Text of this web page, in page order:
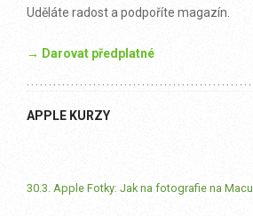
Uděláte radost a podpoříte magazín.
→ Darovat předplatné
APPLE KURZY
30.3. Apple Fotky: Jak na fotografie na Macu